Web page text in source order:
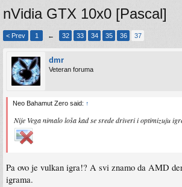
nVidia GTX 10x0 [Pascal]
< Prev 1 ← 32 33 34 35 36 37
dmr
Veteran foruma
Neo Bahamut Zero said: ↑
Nije Vega nimalo loša kad se srede driveri i optimizuju
Pa ovo je vulkan igra!? A svi znamo da AMD
igrama.